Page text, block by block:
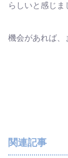
らしいと感じま
機会があれば、
関連記事